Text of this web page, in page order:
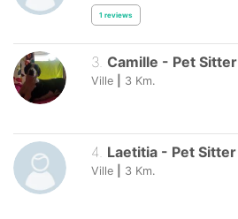
1 reviews
3. Camille - Pet Sitter
Ville 3 Km.
4 Laetitia - Pet Sitter
Ville 3 Km.